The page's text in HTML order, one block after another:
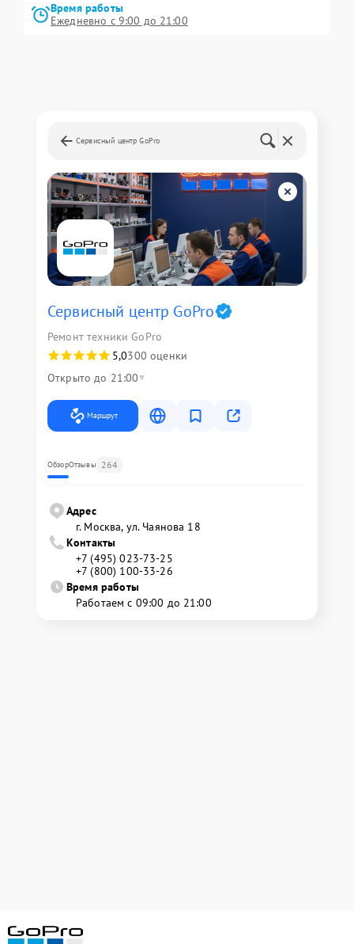
Время работы
Ежедневно с 9:00 до 21:00
Сервисный центр GoPro
Сервисный центр GoPro
Ремонт техники GoPro
5,0300 оценки
Открыто до 21:00
Маршрут
ОбзорОтзывы 264
Адрес
г. Москва, ул. Чаянова 18
Контакты
+7 (495) 023-73-25
+7 (800) 100-33-26
Время работы
Работаем с 09:00 до 21:00